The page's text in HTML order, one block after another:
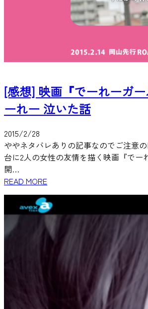
[感想] 映画『でーれーガ
ーれー 泣いた話
2015/2/28
ややネタバレありの記事なのでご注意
台に2人の女性の友情を描く映画『でー
開…
READ MORE